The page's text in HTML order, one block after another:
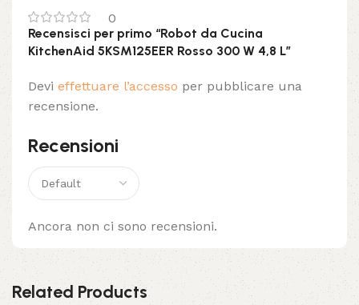
0
Recensioni
Ancora non ci sono recensioni.
Recensisci per primo “Robot da Cucina
KitchenAid 5KSM125EER Rosso 300 W 4,8 L”
Devi effettuare l’accesso per pubblicare una
recensione.
Related Products